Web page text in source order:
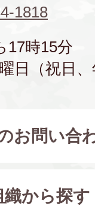
1818
17時15分
日（祝日
お問い合
織から探す